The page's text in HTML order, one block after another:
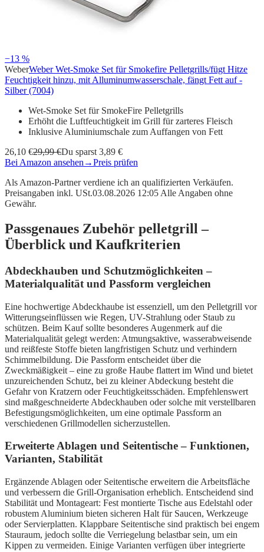
−13 %
WeberWeber Wet-Smoke Set für Smokefire Pelletgrills/fügt Hitze
Feuchtigkeit hinzu, mit Alluminumwasserschale, fängt Fett auf -
Silber (7004)
Wet-Smoke Set für SmokeFire Pelletgrills
Erhöht die Luftfeuchtigkeit im Grill für zarteres Fleisch
Inklusive Aluminiumschale zum Auffangen von Fett
26,10 €29,99 €Du sparst 3,89 €
Bei Amazon ansehen →Preis prüfen
Als Amazon-Partner verdiene ich an qualifizierten Verkäufen.
Preisangaben inkl. USt.03.08.2026 12:05 Alle Angaben ohne
Gewähr.
Passgenaues Zubehör pelletgrill –
Überblick und Kaufkriterien
Abdeckhauben und Schutzmöglichkeiten –
Materialqualität und Passform vergleichen
Eine hochwertige Abdeckhaube ist essenziell, um den Pelletgrill vor
Witterungseinflüssen wie Regen, UV-Strahlung oder Staub zu
schützen. Beim Kauf sollte besonderes Augenmerk auf die
Materialqualität gelegt werden: Atmungsaktive, wasserabweisende
und reißfeste Stoffe bieten langfristigen Schutz und verhindern
Schimmelbildung. Die Passform entscheidet über die
Zweckmäßigkeit – eine zu große Haube flattert im Wind und bietet
unzureichenden Schutz, bei zu kleiner Abdeckung besteht die
Gefahr von Kratzern oder Feuchtigkeitsschäden. Empfehlenswert
sind maßgeschneiderte Abdeckhauben oder solche mit verstellbaren
Befestigungsmöglichkeiten, um eine optimale Passform an
verschiedenen Grillmodellen sicherzustellen.
Erweiterte Ablagen und Seitentische – Funktionen,
Varianten, Stabilität
Ergänzende Ablagen oder Seitentische erweitern die Arbeitsfläche
und verbessern die Grill-Organisation erheblich. Entscheidend sind
Stabilität und Montageart: Fest montierte Tische aus Edelstahl oder
robustem Aluminium bieten sicheren Halt für Saucen, Werkzeuge
oder Servierplatten. Klappbare Seitentische sind praktisch bei engem
Stauraum, jedoch sollte die Verriegelung belastbar sein, um ein
Kippen zu vermeiden. Einige Varianten verfügen über integrierte